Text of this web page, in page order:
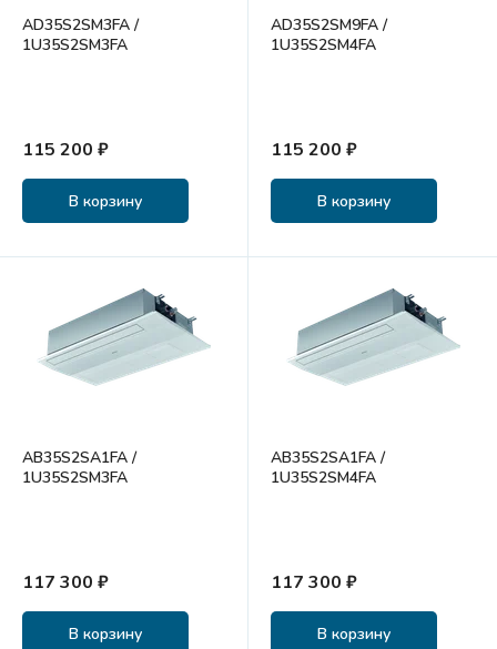
AD35S2SM3FA /
1U35S2SM3FA
115 200 ₽
В корзину
AD35S2SM9FA /
1U35S2SM4FA
115 200 ₽
В корзину
AB35S2SA1FA /
1U35S2SM3FA
117 300 ₽
В корзину
AB35S2SA1FA /
1U35S2SM4FA
117 300 ₽
В корзину